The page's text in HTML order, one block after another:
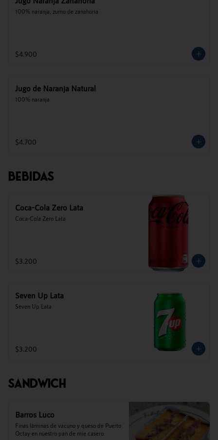
100% naranja, zumo de zanahoria
$4.900
Jugo de Naranja Natural
100% naranja
$4.700
Bebidas
Coca-Cola Zero Lata
Coca-Cola Zero Lata
$3.200
Seven Up Lata
Seven Up Lata
$3.200
Sandwich
Barros Luco
Finas láminas de vacuno y queso de Puerto
Octay en nuestro pan de mie casero.